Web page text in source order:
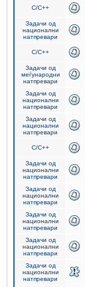
C/C++
Задачи од
национални
натпревари
C/C++
Задачи од
меѓународни
натпревари
Задачи од
национални
натпревари
Задачи од
национални
натпревари
C/C++
Задачи од
национални
натпревари
Задачи од
национални
натпревари
Задачи од
национални
натпревари
Задачи од
национални
натпревари
Задачи од
национални
натпревари